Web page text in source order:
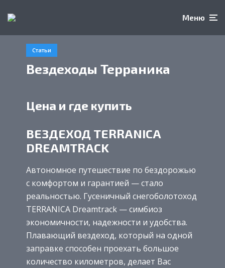
Меню
Статьи
Вездеходы Терраника
Цена и где купить
ВЕЗДЕХОД TERRANICA
DREAMTRACK
Автономное путешествие по бездорожью
с комфортом и гарантией — стало
реальностью. Гусеничный снегоболотоход
TERRANICA Dreamtrack — симбиоз
экономичности, надежности и удобства.
Плавающий вездеход, который на одной
заправке способен проехать большое
количество километров, делает Вас